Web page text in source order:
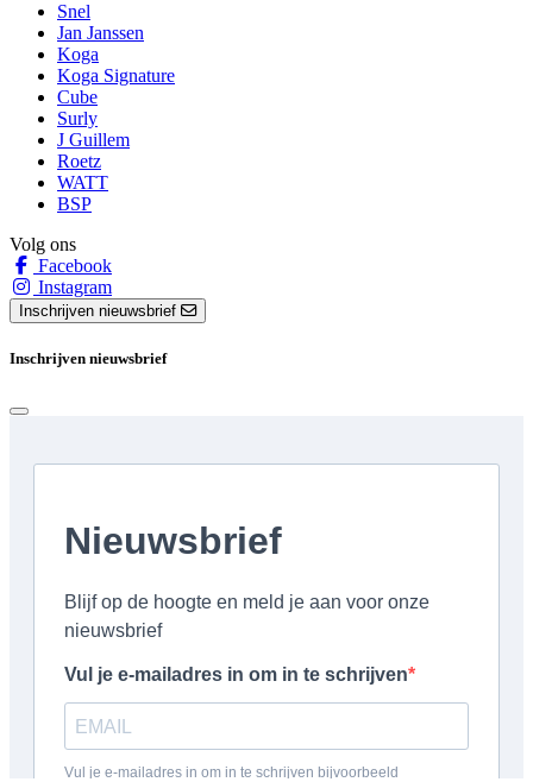
Snel
Jan Janssen
Koga
Koga Signature
Cube
Surly
J Guillem
Roetz
WATT
BSP
Volg ons
Facebook
Instagram
Inschrijven nieuwsbrief
Inschrijven nieuwsbrief